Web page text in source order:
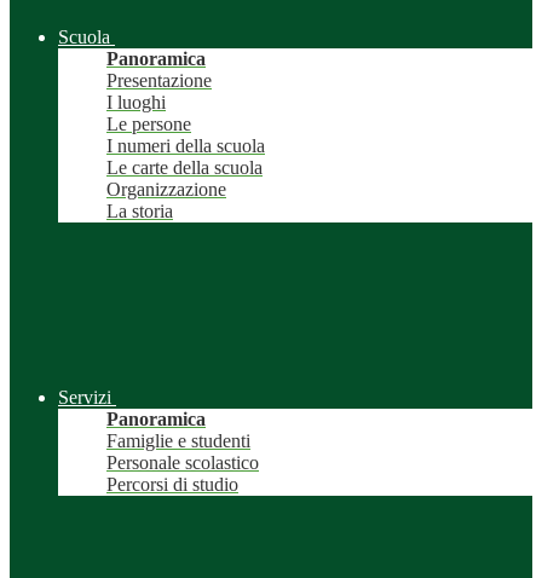
Scuola
Panoramica
Presentazione
I luoghi
Le persone
I numeri della scuola
Le carte della scuola
Organizzazione
La storia
Servizi
Panoramica
Famiglie e studenti
Personale scolastico
Percorsi di studio